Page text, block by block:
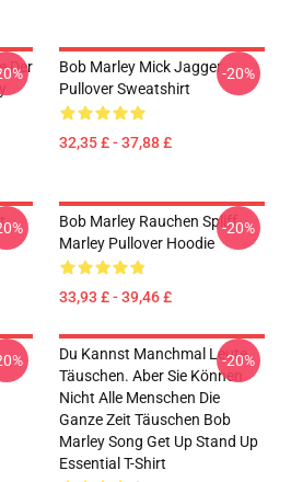
Der
Bob Marley Mick Jagger
Pullover Sweatshirt
32,35 £ - 37,88 £
-20%
Bob Marley Rauchen Spliff
Marley Pullover Hoodie
33,93 £ - 39,46 £
-20%
Du Kannst Manchmal Leute
Täuschen. Aber Sie Können
Nicht Alle Menschen Die
Ganze Zeit Täuschen Bob
Marley Song Get Up Stand Up
Essential T-Shirt
-20%